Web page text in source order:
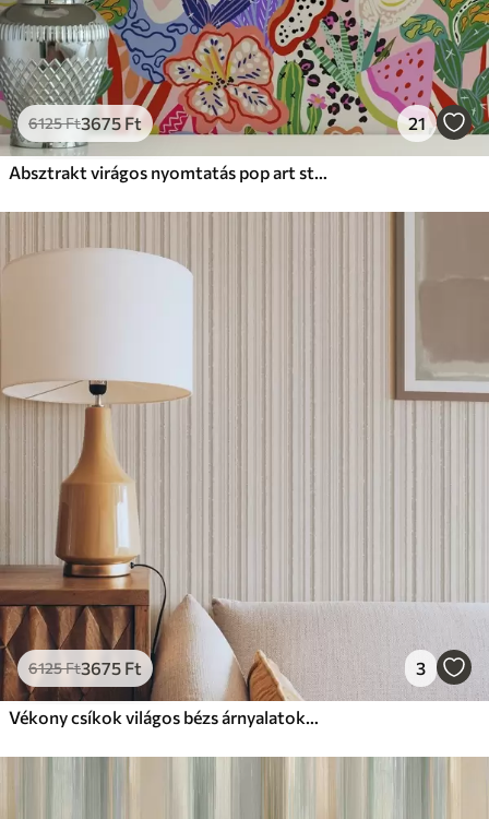
6125Ft3675 Ft 21
Absztrakt virágos nyomtatás pop art stílusban
6125Ft3675 Ft 3
Vékony csíkok világos bézs árnyalatokban